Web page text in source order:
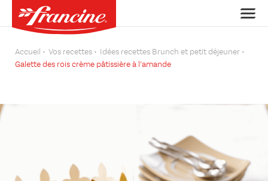
Accueil Vos recettes
Idées recettes Brunch et petit déjeuner
Galette des rois crème pâtissière à l’amande